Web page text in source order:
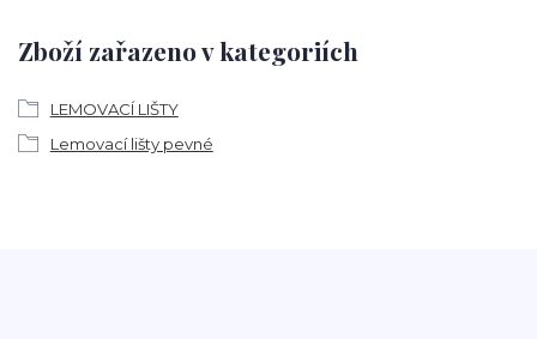
Zboží zařazeno v kategoriích
LEMOVACÍ LIŠTY
Lemovací lišty pevné